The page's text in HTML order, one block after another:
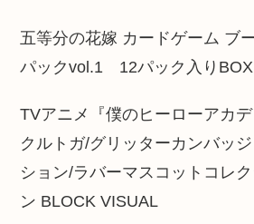
五等分の花嫁 カードゲーム ブ
パックvol.1 12パック入りBOX
TVアニメ『僕のヒーローアカデ
クルトガ/グリッターカンバッ
ション/ラバーマスコットコレク
ン BLOCK VISUAL